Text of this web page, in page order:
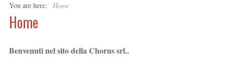
You are here: Home
Home
Benvenuti nel sito della Chorus srl..